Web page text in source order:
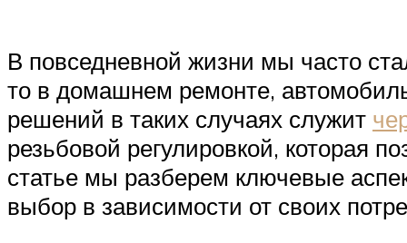
В повседневной жизни мы часто
то в домашнем ремонте,
решений в таких случаях служит
резьбовой регулировкой, которая
статье мы разберем ключевые
выбор в зависимости от своих